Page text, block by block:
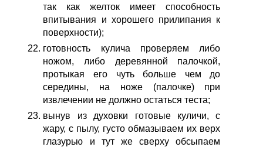
так как желток имеет способность
впитывания и хорошего прилипания к
поверхности);
готовность кулича проверяем либо
ножом, либо деревянной палочкой,
протыкая его чуть больше чем до
середины, на ноже (палочке) при
извлечении не должно остаться теста;
вынув из духовки готовые куличи, с
жару, с пылу, густо обмазываем их верх
глазурью и тут же сверху обсыпаем